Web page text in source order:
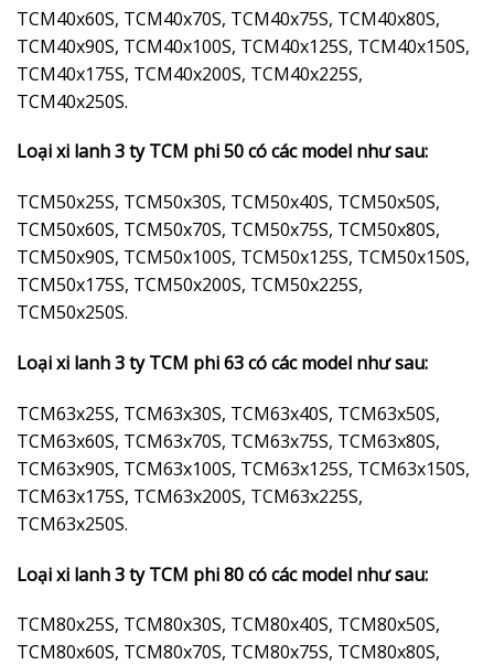
TCM40x60S, TCM40x70S, TCM40x75S, TCM40x80S,
TCM40x90S, TCM40x100S, TCM40x125S, TCM40x150S,
TCM40x175S, TCM40x200S, TCM40x225S,
TCM40x250S.
Loại xi lanh 3 ty TCM phi 50 có các model như sau:
TCM50x25S, TCM50x30S, TCM50x40S, TCM50x50S,
TCM50x60S, TCM50x70S, TCM50x75S, TCM50x80S,
TCM50x90S, TCM50x100S, TCM50x125S, TCM50x150S,
TCM50x175S, TCM50x200S, TCM50x225S,
TCM50x250S.
Loại xi lanh 3 ty TCM phi 63 có các model như sau:
TCM63x25S, TCM63x30S, TCM63x40S, TCM63x50S,
TCM63x60S, TCM63x70S, TCM63x75S, TCM63x80S,
TCM63x90S, TCM63x100S, TCM63x125S, TCM63x150S,
TCM63x175S, TCM63x200S, TCM63x225S,
TCM63x250S.
Loại xi lanh 3 ty TCM phi 80 có các model như sau:
TCM80x25S, TCM80x30S, TCM80x40S, TCM80x50S,
TCM80x60S, TCM80x70S, TCM80x75S, TCM80x80S,